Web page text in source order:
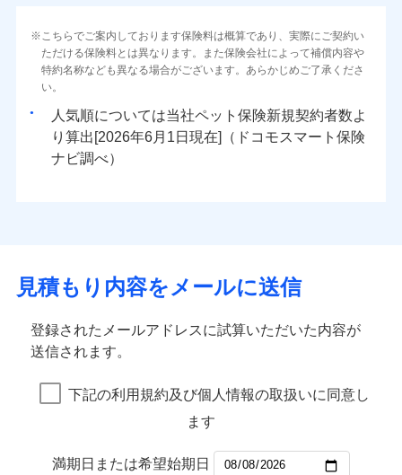
こちらでご案内しております保険料は概算であり、実際にご契約い
ただける保険料とは異なります。また保険会社によって補償内容や
特約名称なども異なる場合がございます。あらかじめご了承くださ
い。
人気順については当社
新規契約者数よ
り算出[
年 月
日現在]（ドコモスマート保険
ナビ調べ）
見積もり内容をメールに送信
登録されたメールアドレスに試算いただいた内容が
送信されます。
下記の利用規約及び個人情報の取扱いに同意し
ます
満期日または希望始期日